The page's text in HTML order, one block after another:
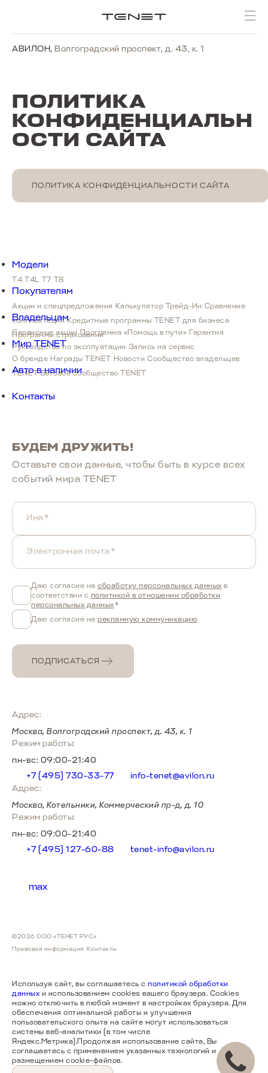
АВИЛОН, Волгоградский проспект, д. 43, к. 1
ПОЛИТИКА
КОНФИДЕНЦИАЛЬН
ОСТИ САЙТА
ПОЛИТИКА КОНФИДЕНЦИАЛЬНОСТИ САЙТА
Модели
T4 T4L T7 T8
Покупателям
Акции и спецпредложения Калькулятор Трейд-Ин Сравнение
комплектаций Кредитные программы TENET для бизнеса
Программы страхования
Владельцам
Сервисные акции Программа «Помощь в пути» Гарантия
Руководства по эксплуатации Запись на сервис
Мир TENET
О бренде Награды TENET Новости Сообщество владельцев
TENET Беговое сообщество TENET
Авто в наличии
Контакты
БУДЕМ ДРУЖИТЬ!
Оставьте свои данные, чтобы быть в курcе всех
событий мира TENET
Имя*
Электронная почта*
Даю согласие на обработку персональных данных в
соответствии с политикой в отношении обработки
персональных данных*
Даю согласие на рекламную коммуникацию
ПОДПИСАТЬСЯ
Адрес:
Москва, Волгоградский проспект, д. 43, к. 1
Режим работы:
пн-вс: 09:00-21:40
+7 (495) 730-33-77
info-tenet@avilon.ru
Адрес:
Москва, Котельники, Коммерческий пр-д, д. 10
Режим работы:
пн-вс: 09:00-21:40
+7 (495) 127-60-88
tenet-info@avilon.ru
max
©2026 ООО «ТЕНЕТ РУС»
Правовая информация Контакты
ПОИСК ПО САЙТУ
A8
Скоро в продаже
T8
T7
от 2 555 000 ₽
Т4L
от 2 279 000 ₽
Используя сайт, вы соглашаетесь с политикой обработки
данных и использованием cookies вашего браузера. Cookies
можно отключить в любой момент в настройках браузера. Для
обеспечения оптимальной работы и улучшения
пользовательского опыта на сайте могут использоваться
системы веб-аналитики (в том числе
Яндекс.Метрика).Продолжая использование сайта, Вы
соглашаетесь с применением указанных технологий и
размещением cookie-файлов.